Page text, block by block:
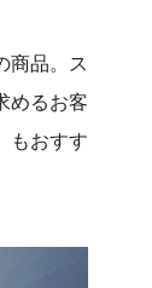
商品。ス
めるお客
もおすす